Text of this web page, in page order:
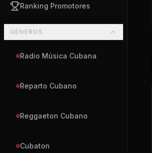
Ranking Promotores
GÉNEROS
Radio Música Cubana
Reparto Cubano
Reggaeton Cubano
Cubaton